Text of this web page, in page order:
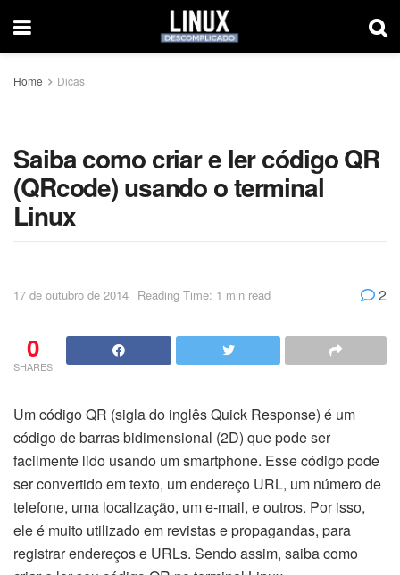
Home Dicas
Saiba como criar e ler código QR
(QRcode) usando o terminal
Linux
17 de outubro de 2014 Reading Time: 1 min read 2
0
SHARES
Um código QR (sigla do inglês Quick Response) é um
código de barras bidimensional (2D) que pode ser
facilmente lido usando um smartphone. Esse código pode
ser convertido em texto, um endereço URL, um número de
telefone, uma localização, um e-mail, e outros. Por isso,
ele é muito utilizado em revistas e propagandas, para
registrar endereços e URLs. Sendo assim, saiba como